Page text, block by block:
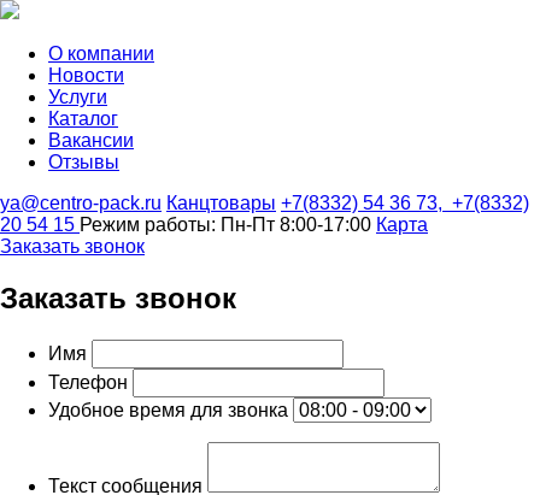
О компании
Новости
Услуги
Каталог
Вакансии
Отзывы
ya@centro-pack.ru Канцтовары +7(8332) 54 36 73, +7(8332)
20 54 15 Режим работы: Пн-Пт 8:00-17:00 Карта
Заказать звонок
Заказать звонок
Имя
Телефон
Удобное время для звонка
Текст сообщения